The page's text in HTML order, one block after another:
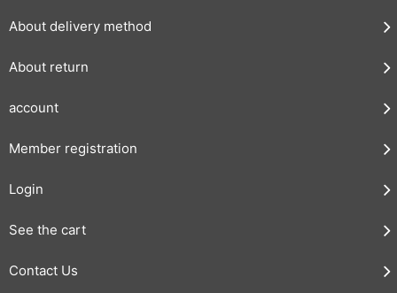
About delivery method
About return
account
Member registration
Login
See the cart
Contact Us